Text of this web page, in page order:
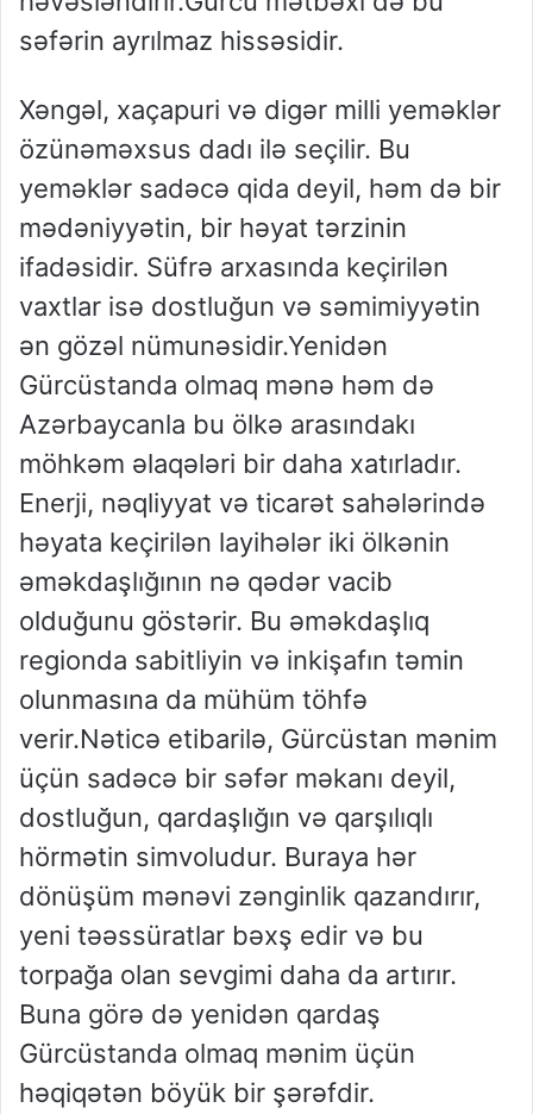
səfərin ayrılmaz hissəsidir.
Xəngəl, xaçapuri və digər milli yeməklər
özünəməxsus dadı ilə seçilir. Bu
yeməklər sadəcə qida deyil, həm də bir
mədəniyyətin, bir həyat tərzinin
ifadəsidir. Süfrə arxasında keçirilən
vaxtlar isə dostluğun və səmimiyyətin
ən gözəl nümunəsidir.Yenidən
Gürcüstanda olmaq mənə həm də
Azərbaycanla bu ölkə arasındakı
möhkəm əlaqələri bir daha xatırladır.
Enerji, nəqliyyat və ticarət sahələrində
həyata keçirilən layihələr iki ölkənin
əməkdaşlığının nə qədər vacib
olduğunu göstərir. Bu əməkdaşlıq
regionda sabitliyin və inkişafın təmin
olunmasına da mühüm töhfə
verir.Nəticə etibarilə, Gürcüstan mənim
üçün sadəcə bir səfər məkanı deyil,
dostluğun, qardaşlığın və qarşılıqlı
hörmətin simvoludur. Buraya hər
dönüşüm mənəvi zənginlik qazandırır,
yeni təəssüratlar bəxş edir və bu
torpağa olan sevgimi daha da artırır.
Buna görə də yenidən qardaş
Gürcüstanda olmaq mənim üçün
həqiqətən böyük bir şərəfdir.